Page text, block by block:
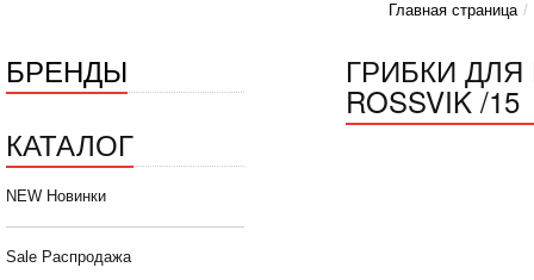
Главная страница
БРЕНДЫ
КАТАЛОГ
NEW Новинки
Sale Распродажа
ГРИБКИ ДЛЯ
ROSSVIK /15